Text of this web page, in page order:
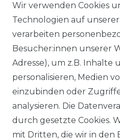
Wir verwenden Cookies
Technologien auf
verarbeiten
Besucher:innen unserer
Adresse), um z.B. Inhalte
personalisieren, Medien
einzubinden oder
analysieren. Die
durch gesetzte Cookies.
mit Dritten, die wir in den